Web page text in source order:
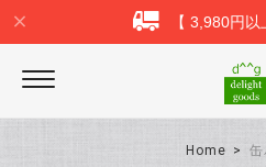
【 3,980円以
Home 缶